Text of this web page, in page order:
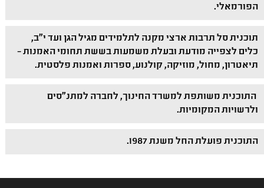
הפורמאלי.
תוכנית סל תרבות ארצי מקנה לתלמידים מגיל הגן ועד י"ב,
כלים לצפייה מודעת ובעלת משמעות בששת תחומי האמנות –
תיאטרון, מחול, מוזיקה, קולנוע, ספרות ואמנות פלסטית.
התוכנית משותפת למשרד החינוך, לחברה למתנ"סים
ולרשויות המקומיות.
התוכנית פועלת החל משנת 1987.